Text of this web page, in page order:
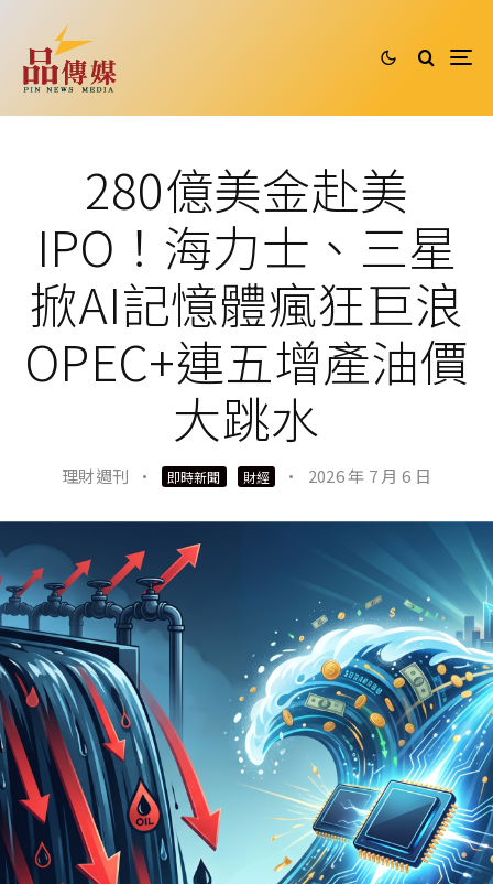
280億美金赴美
IPO！海力士、三星
掀AI記憶體瘋狂巨浪
OPEC+連五增產油價
大跳水
理財週刊 · 即時新聞 財經 · 2026 年 7 月 6 日